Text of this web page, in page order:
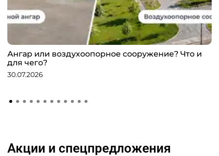
Ангар или воздухоопорное сооружение? Что и
для чего?
30.07.2026
Акции и спецпредложения